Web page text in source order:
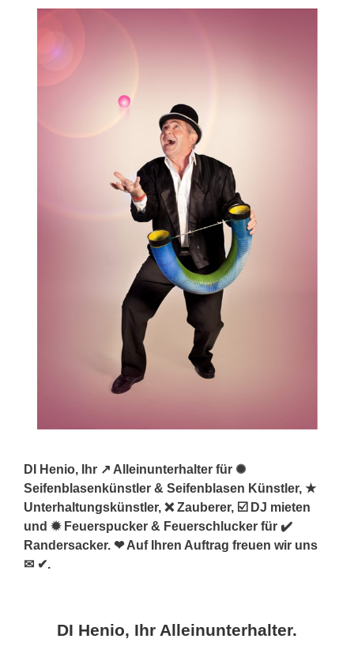
DI Henio, Ihr ↗️ Alleinunterhalter für ✺
Seifenblasenkünstler & Seifenblasen Künstler, ★
Unterhaltungskünstler, ❌ Zauberer, ☑️ DJ mieten
und ✹ Feuerspucker & Feuerschlucker für ✔️
Randersacker. ❤ Auf Ihren Auftrag freuen wir uns
✉ ✔.
DI Henio, Ihr Alleinunterhalter.